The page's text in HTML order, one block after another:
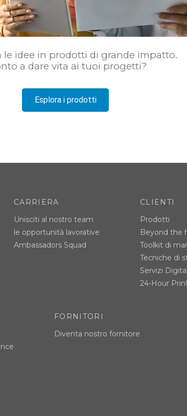
le idee in prodotti di grande impatto.
a dare vita ai tuoi progetti?
Esplora i prodotti
CARRIERA
Unisciti al nostro team
le opportunità lavorative
Ambassadors Squad
CLIENTI
Prodotti
Beyond the
Toolkit di
Tecniche di
Servizi
24-Hour
FORNITORI
Diventa nostro fornitore